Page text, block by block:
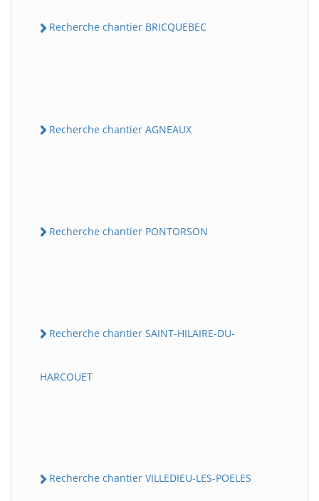
Recherche chantier BRICQUEBEC
Recherche chantier AGNEAUX
Recherche chantier PONTORSON
Recherche chantier SAINT-HILAIRE-DU-
HARCOUET
Recherche chantier VILLEDIEU-LES-POELES